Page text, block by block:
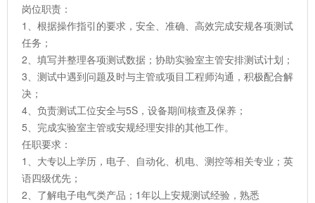
岗位职责：
1、根据操作指引的要求，安全、准确、高效完成安规各项测试
任务；
2、填写并整理各项测试数据；协助实验室主管安排测试计划；
3、测试中遇到问题及时与主管或项目工程师沟通，积极配合解
决；
4、负责测试工位安全与5S，设备期间核查及保养；
5、完成实验室主管或安规经理安排的其他工作。
任职要求：
1、大专以上学历，电子、自动化、机电、测控等相关专业；英
语四级优先；
2、了解电子电气类产品；1年以上安规测试经验，熟悉